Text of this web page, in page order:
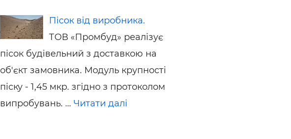
Пісок від виробника.
ТОВ «Промбуд» реалізує
пісок будівельний з доставкою на
об'єкт замовника. Модуль крупності
піску - 1,45 мкр. згідно з протоколом
випробувань. ... Читати далі